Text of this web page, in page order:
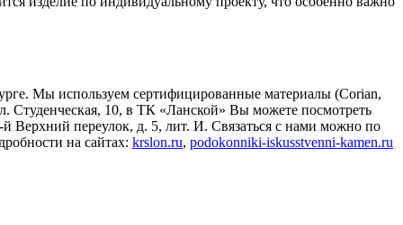
Мы используем сертифицированные материалы (Corian,
Студенческая, 10, в ТК «Ланской» Вы можете посмотреть
Верхний переулок, д. 5, лит. И. Связаться с нами можно по
на сайтах: krslon.ru, podokonniki-iskusstvenni-kamen.ru